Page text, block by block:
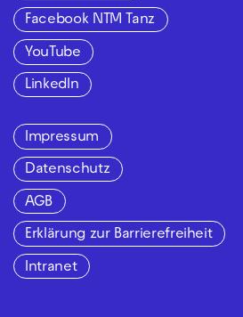
Facebook NTM Tanz
YouTube
LinkedIn
Impressum
Datenschutz
AGB
Erklärung zur Barrierefreiheit
Intranet